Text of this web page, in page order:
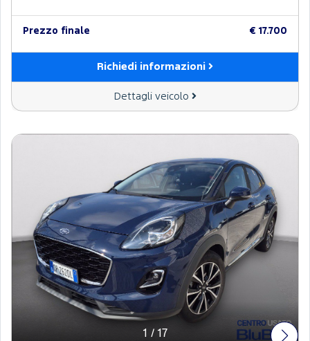
Prezzo finale € 17.700
Richiedi informazioni
Dettagli veicolo
1 / 17